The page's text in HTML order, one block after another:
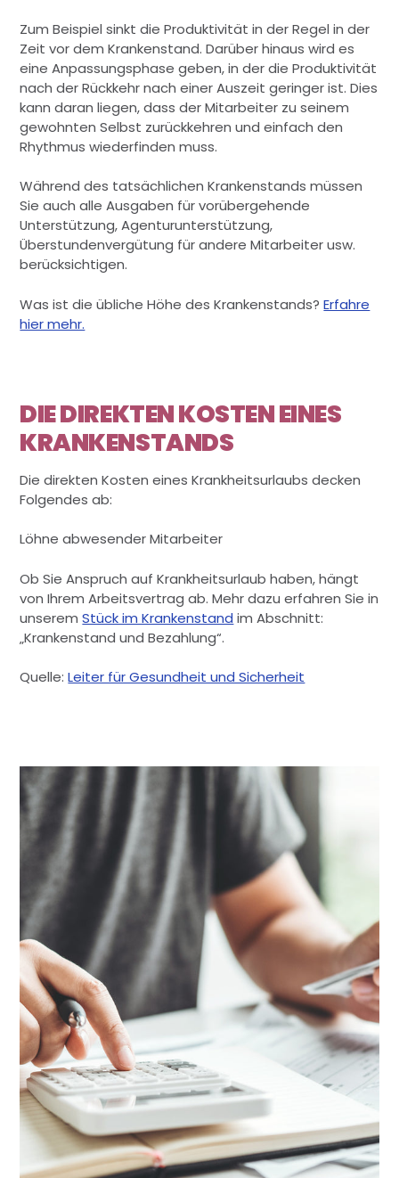
Zum Beispiel sinkt die Produktivität in der Regel in der
Zeit vor dem Krankenstand. Darüber hinaus wird es
eine Anpassungsphase geben, in der die Produktivität
nach der Rückkehr nach einer Auszeit geringer ist. Dies
kann daran liegen, dass der Mitarbeiter zu seinem
gewohnten Selbst zurückkehren und einfach den
Rhythmus wiederfinden muss.
Während des tatsächlichen Krankenstands müssen
Sie auch alle Ausgaben für vorübergehende
Unterstützung, Agenturunterstützung,
Überstundenvergütung für andere Mitarbeiter usw.
berücksichtigen.
Was ist die übliche Höhe des Krankenstands?Erfahre
hier mehr.
DIE DIREKTEN KOSTEN EINES
KRANKENSTANDS
Die direkten Kosten eines Krankheitsurlaubs decken
Folgendes ab:
Löhne abwesender Mitarbeiter
Ob Sie Anspruch auf Krankheitsurlaub haben, hängt
von Ihrem Arbeitsvertrag ab. Mehr dazu erfahren Sie in
unseremStück im Krankenstand im Abschnitt:
„Krankenstand und Bezahlung“.
Quelle:Leiter für Gesundheit und Sicherheit